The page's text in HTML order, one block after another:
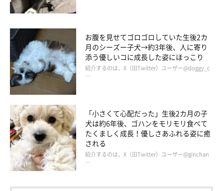
お腹を見せてゴロゴロしていた生後2カ
月のシーズー子犬→約3年後、人に寄り
添う優しいコに成長した姿にほっこり
紹介するのは、X（旧Twitter）ユーザー@doggy_c
…
「小さくて心配だった」生後2カ月の子
犬は約6年後、ゴハンをモリモリ食べて
たくましく成長！優しさあふれる姿に癒
される
紹介するのは、X（旧Twitter）ユーザー@ginchan
…